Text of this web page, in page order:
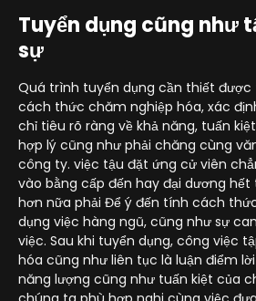
Tuyển dụng cũng như
sự
Quá trình tuyển dụng cần thiết được
cách thức chăm nghiệp hóa, xác
chỉ tiêu rõ ràng về khả năng, tuấn
hợp lý cũng như phải chăng cùng
công ty. việc tậu đặt ứng cử viên
vào bằng cấp đến hay đại dương
hơn nữa phải Để ý đến tính cách
dụng việc hàng ngũ, cũng như sự
việc. Sau khi tuyển dụng, công việc
hóa cũng như liên tục là luận điểm
năng lượng cũng như tuấn kiệt của